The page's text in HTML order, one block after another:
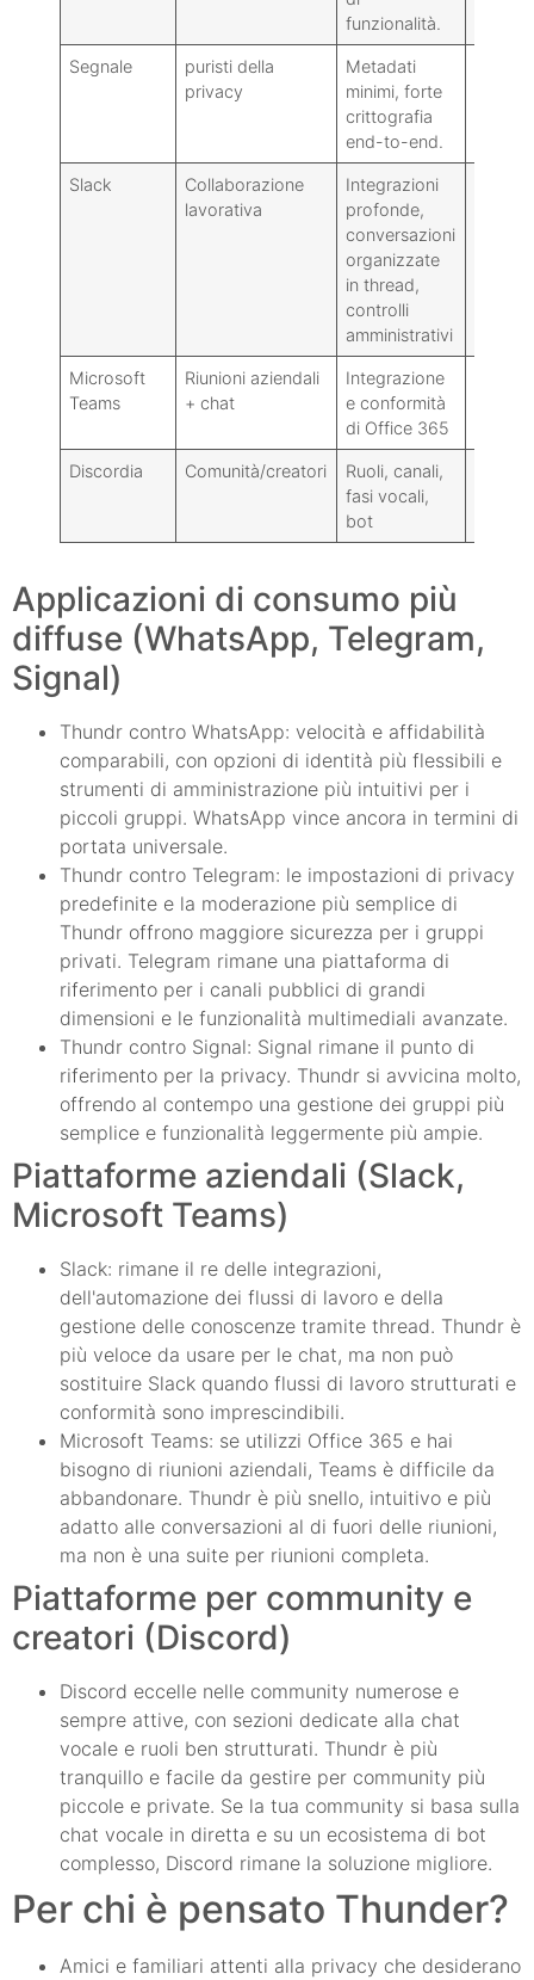
funzionalità.
Segnale
puristi della
privacy
Metadati
minimi, forte
crittografia
end-to-end.
Slack
Collaborazione
lavorativa
Integrazioni
profonde,
conversazioni
organizzate
in thread,
controlli
amministrativi
Microsoft
Teams
Riunioni aziendali
+ chat
Integrazione
e conformità
di Office 365
Discordia Comunità/creatori
Ruoli, canali,
fasi vocali,
bot
Applicazioni di consumo più
diffuse (WhatsApp, Telegram,
Signal)
Thundr contro WhatsApp: velocità e affidabilità
comparabili, con opzioni di identità più flessibili e
strumenti di amministrazione più intuitivi per i
piccoli gruppi. WhatsApp vince ancora in termini di
portata universale.
Thundr contro Telegram: le impostazioni di privacy
predefinite e la moderazione più semplice di
Thundr offrono maggiore sicurezza per i gruppi
privati. Telegram rimane una piattaforma di
riferimento per i canali pubblici di grandi
dimensioni e le funzionalità multimediali avanzate.
Thundr contro Signal: Signal rimane il punto di
riferimento per la privacy. Thundr si avvicina molto,
offrendo al contempo una gestione dei gruppi più
semplice e funzionalità leggermente più ampie.
Piattaforme aziendali (Slack,
Microsoft Teams)
Slack: rimane il re delle integrazioni,
dell'automazione dei flussi di lavoro e della
gestione delle conoscenze tramite thread. Thundr è
più veloce da usare per le chat, ma non può
sostituire Slack quando flussi di lavoro strutturati e
conformità sono imprescindibili.
Microsoft Teams: se utilizzi Office 365 e hai
bisogno di riunioni aziendali, Teams è difficile da
abbandonare. Thundr è più snello, intuitivo e più
adatto alle conversazioni al di fuori delle riunioni,
ma non è una suite per riunioni completa.
Piattaforme per community e
creatori (Discord)
Discord eccelle nelle community numerose e
sempre attive, con sezioni dedicate alla chat
vocale e ruoli ben strutturati. Thundr è più
tranquillo e facile da gestire per community più
piccole e private. Se la tua community si basa sulla
chat vocale in diretta e su un ecosistema di bot
complesso, Discord rimane la soluzione migliore.
Per chi è pensato Thunder?
Amici e familiari attenti alla privacy che desiderano